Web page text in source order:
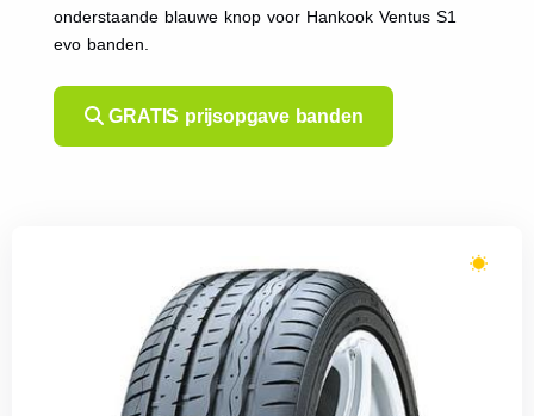
onderstaande blauwe knop voor Hankook Ventus S1
evo banden.
GRATIS prijsopgave banden